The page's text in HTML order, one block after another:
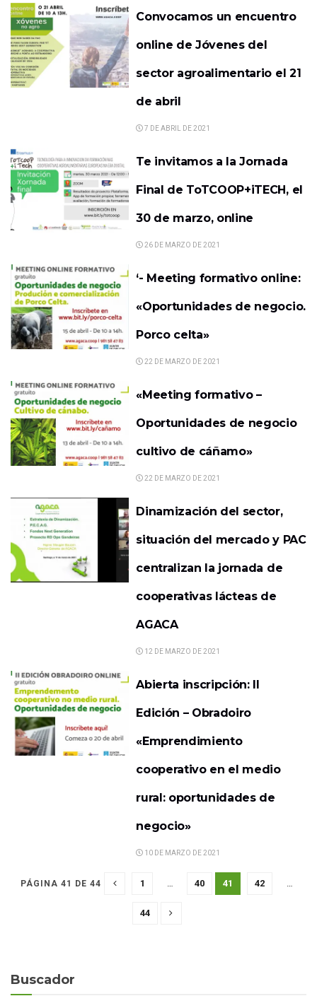
Convocamos un encuentro
online de Jóvenes del
sector agroalimentario el 21
de abril
7 DE ABRIL DE 2021
Te invitamos a la Jornada
Final de ToTCOOP+iTECH, el
30 de marzo, online
26 DE MARZO DE 2021
‘- Meeting formativo online:
«Oportunidades de negocio.
Porco celta»
22 DE MARZO DE 2021
«Meeting formativo –
Oportunidades de negocio
cultivo de cáñamo»
22 DE MARZO DE 2021
Dinamización del sector,
situación del mercado y PAC
centralizan la jornada de
cooperativas lácteas de
AGACA
12 DE MARZO DE 2021
Abierta inscripción: II
Edición – Obradoiro
«Emprendimiento
cooperativo en el medio
rural: oportunidades de
negocio»
10 DE MARZO DE 2021
PÁGINA 41 DE 44 1 … 40 41 42 …
44
Buscador